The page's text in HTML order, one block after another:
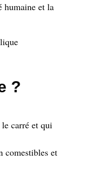
humaine et la
?
carré et qui
comestibles et